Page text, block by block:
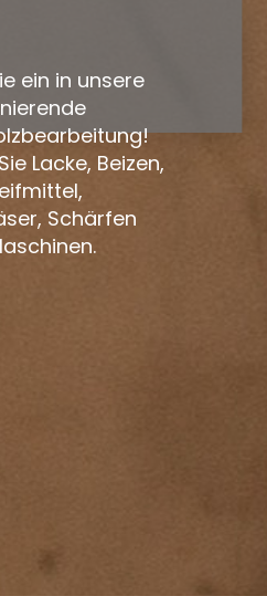
ein in unsere
Lacke, Beizen,
Schärfen